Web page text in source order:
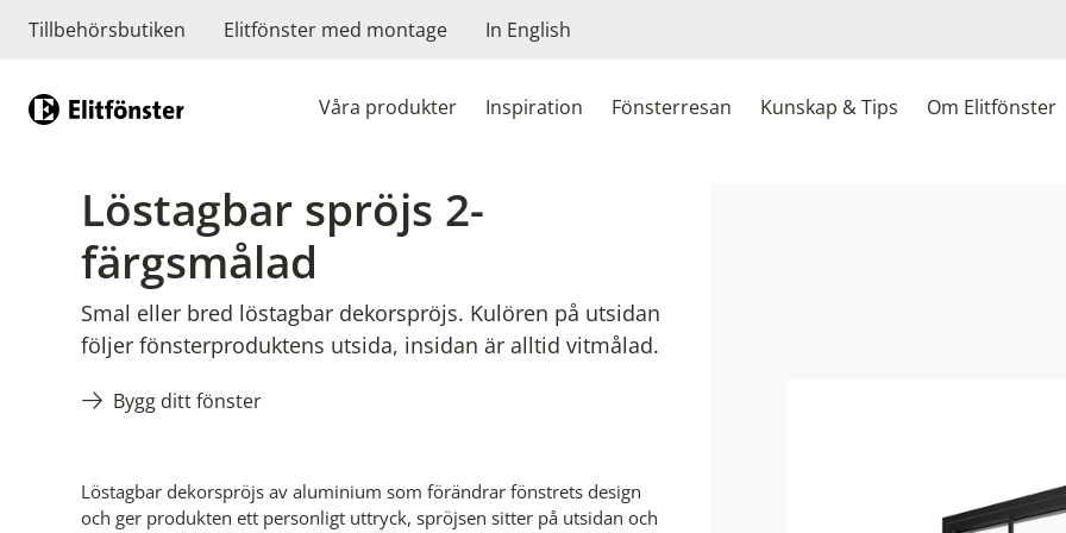
Tillbehörsbutiken Elitfönster med montage In English
Hem Våra produkter Inspiration Fönsterresan Kunskap & Tips Om Elitfönster
Löstagbar spröjs 2-
färgsmålad
Smal eller bred löstagbar dekorspröjs. Kulören på utsidan
följer fönsterproduktens utsida, insidan är alltid vitmålad.
Bygg ditt fönster
Löstagbar dekorspröjs av aluminium som förändrar fönstrets design
och ger produkten ett personligt uttryck, spröjsen sitter på utsidan och